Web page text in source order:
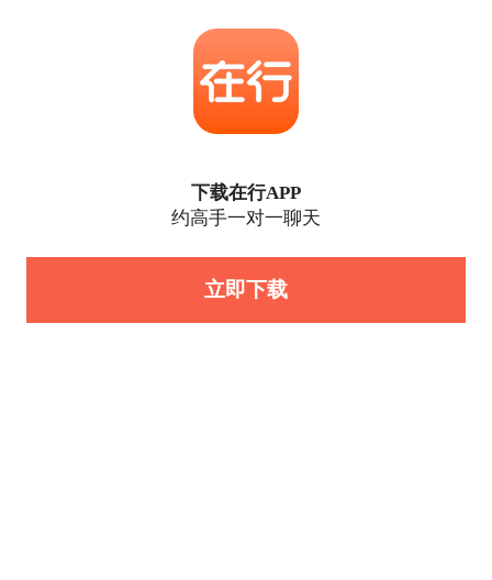
下载在行APP
约高手一对一聊天
立即下载